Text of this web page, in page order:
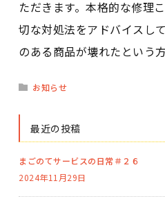
ただきます。本格的な修理
切な対処法をアドバイスし
のある商品が壊れたという
お知らせ
最近の投稿
まごのてサービスの日常＃２６
2024年11月29日